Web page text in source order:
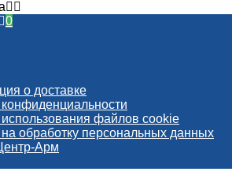
0
о доставке
использования файлов cookie
обработку персональных данных
Арм